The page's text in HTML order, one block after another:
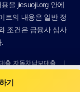
을 jiesuoji.org 안에
트의 내용은 일반 정
조건은 금융사 심사
출 자동차담보대출
기